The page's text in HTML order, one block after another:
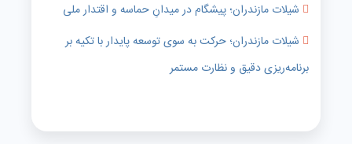
شیلات مازندران؛ پیشگام در میدانِ حماسه و اقتدار ملی
شیلات مازندران؛ حرکت به سوی توسعه پایدار با تکیه بر
برنامه‌ریزی دقیق و نظارت مستمر